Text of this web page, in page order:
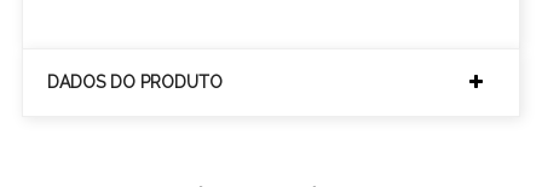
DADOS DO PRODUTO